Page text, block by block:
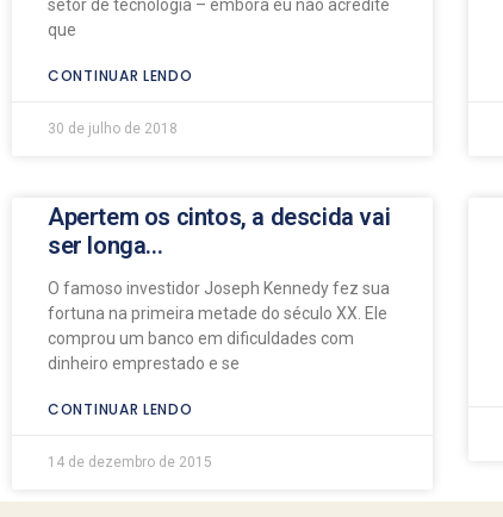
setor de tecnologia – embora eu não acredite
que
CONTINUAR LENDO
30 de julho de 2018
Apertem os cintos, a descida vai
ser longa…
O famoso investidor Joseph Kennedy fez sua
fortuna na primeira metade do século XX. Ele
comprou um banco em dificuldades com
dinheiro emprestado e se
CONTINUAR LENDO
14 de dezembro de 2015